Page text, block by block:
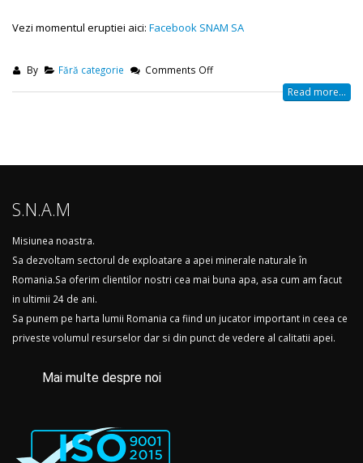
Vezi momentul eruptiei aici: Facebook SNAM SA
By Fără categorie Comments Off
Read more...
S.N.A.M
Misiunea noastra.
Sa dezvoltam sectorul de exploatare a apei minerale naturale în
Romania.Sa oferim clientilor nostri cea mai buna apa, asa cum am facut
in ultimii 24 de ani.
Sa punem pe harta lumii Romania ca fiind un jucator important in ceea ce
priveste volumul resurselor dar si din punct de vedere al calitatii apei.
Mai multe despre noi